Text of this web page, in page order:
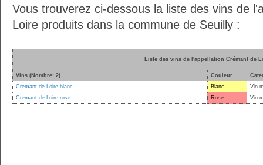
Vous trouverez ci-dessous la liste des vins de
Loire produits dans la commune de Seuilly :
Liste des vins de l'appellation Crémant de
Vins (Nombre: 2) Couleur
Crémant de Loire blanc
Blanc
Vin
Crémant de Loire rosé
Rosé Vin